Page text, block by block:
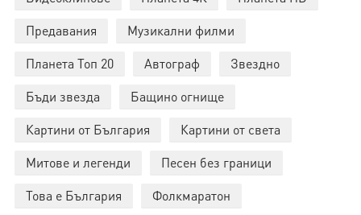
Предавания
Музикални филми
Планета Топ 20
Автограф
Звездно
Бъди звезда
Бащино огнище
Картини от България
Картини от света
Митове и легенди
Песен без граници
Това е България
Фолкмаратон